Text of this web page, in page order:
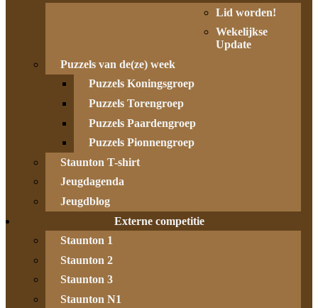
Lid worden!
Wekelijkse
Update
Puzzels van de(ze) week
Puzzels Koningsgroep
Puzzels Torengroep
Puzzels Paardengroep
Puzzels Pionnengroep
Staunton T-shirt
Jeugdagenda
Jeugdblog
Externe competitie
Staunton 1
Staunton 2
Staunton 3
Staunton N1